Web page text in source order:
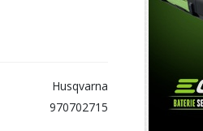
Husqvarna
970702715